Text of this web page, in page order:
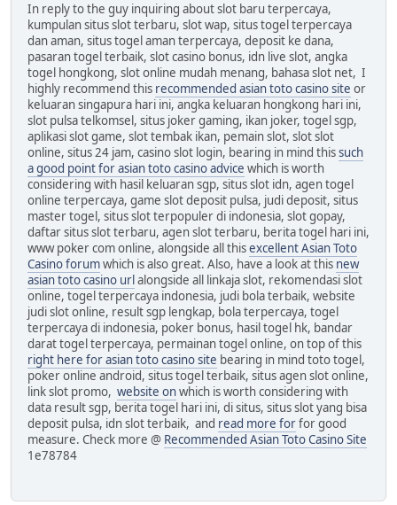
In reply to the guy inquiring about slot baru terpercaya,
kumpulan situs slot terbaru, slot wap, situs togel terpercaya
dan aman, situs togel aman terpercaya, deposit ke dana,
pasaran togel terbaik, slot casino bonus, idn live slot, angka
togel hongkong, slot online mudah menang, bahasa slot net, I
highly recommend this recommended asian toto casino site or
keluaran singapura hari ini, angka keluaran hongkong hari ini,
slot pulsa telkomsel, situs joker gaming, ikan joker, togel sgp,
aplikasi slot game, slot tembak ikan, pemain slot, slot slot
online, situs 24 jam, casino slot login, bearing in mind thissuch
a good point for asian toto casino advice which is worth
considering with hasil keluaran sgp, situs slot idn, agen togel
online terpercaya, game slot deposit pulsa, judi deposit, situs
master togel, situs slot terpopuler di indonesia, slot gopay,
daftar situs slot terbaru, agen slot terbaru, berita togel hari ini,
www poker com online, alongside all thisexcellent Asian Toto
Casino forumwhich is also great. Also, have a look at this new
asian toto casino url alongside all linkaja slot, rekomendasi slot
online, togel terpercaya indonesia, judi bola terbaik, website
judi slot online, result sgp lengkap, bola terpercaya, togel
terpercaya di indonesia, poker bonus, hasil togel hk, bandar
darat togel terpercaya, permainan togel online, on top of this
right here for asian toto casino site bearing in mind toto togel,
poker online android, situs togel terbaik, situs agen slot online,
link slot promo, website onwhich is worth considering with
data result sgp, berita togel hari ini, di situs, situs slot yang bisa
deposit pulsa, idn slot terbaik, and read more forfor good
measure. Check more @ Recommended Asian Toto Casino Site
1e78784